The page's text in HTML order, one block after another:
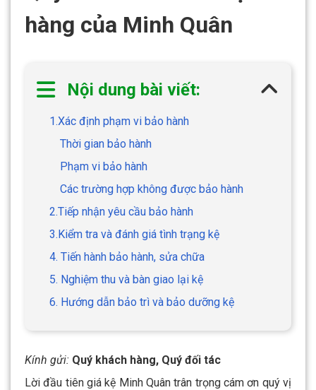
hàng của Minh Quân
Nội dung bài viết:
1.Xác định phạm vi bảo hành
Thời gian bảo hành
Phạm vi bảo hành
Các trường hợp không được bảo hành
2.Tiếp nhận yêu cầu bảo hành
3.Kiểm tra và đánh giá tình trạng kệ
4. Tiến hành bảo hành, sửa chữa
5. Nghiệm thu và bàn giao lại kệ
6. Hướng dẫn bảo trì và bảo dưỡng kệ
Kính gửi: Quý khách hàng, Quý đối tác
Lời đầu tiên giá kệ Minh Quân trân trọng cám ơn quý vị